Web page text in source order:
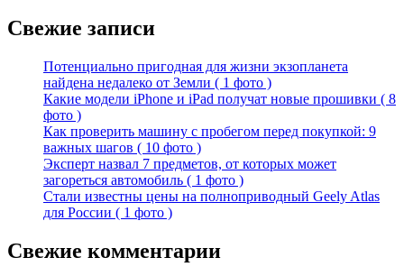
Свежие записи
Потенциально пригодная для жизни экзопланета
найдена недалеко от Земли ( 1 фото )
Какие модели iPhone и iPad получат новые прошивки ( 8
фото )
Как проверить машину с пробегом перед покупкой: 9
важных шагов ( 10 фото )
Эксперт назвал 7 предметов, от которых может
загореться автомобиль ( 1 фото )
Стали известны цены на полноприводный Geely Atlas
для России ( 1 фото )
Свежие комментарии